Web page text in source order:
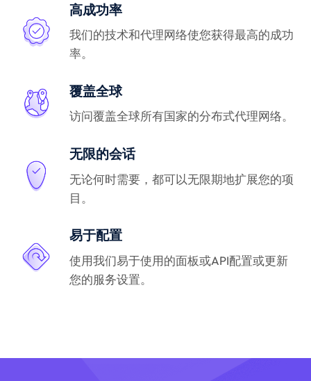
高成功率
我们的技术和代理网络使您获得最高的成功
率。
覆盖全球
访问覆盖全球所有国家的分布式代理网络。
无限的会话
无论何时需要，都可以无限期地扩展您的项
目。
易于配置
使用我们易于使用的面板或API配置或更新
您的服务设置。